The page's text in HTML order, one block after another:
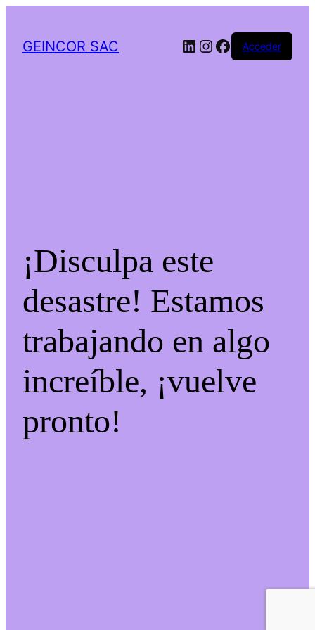
GEINCOR SAC LinkedIn
Instagram
Facebook
Acceder
¡Disculpa este
desastre! Estamos
trabajando en algo
increíble, ¡vuelve
pronto!